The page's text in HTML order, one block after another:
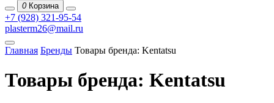
0 Корзина
+7 (928) 321-95-54
plasterm26@mail.ru
Главная Бренды Товары бренда: Kentatsu
Товары бренда: Kentatsu